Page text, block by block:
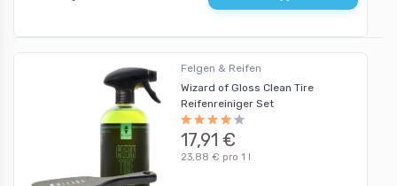
Felgen & Reifen
Wizard of Gloss Clean Tire
Reifenreiniger Set
17,91 €
23,88 € pro 1 l